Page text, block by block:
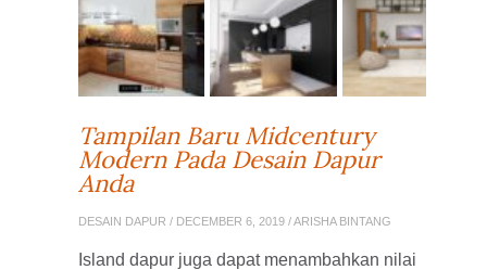
Tampilan Baru Midcentury
Modern Pada Desain Dapur
Anda
DESAIN DAPUR / DECEMBER 6, 2019 / ARISHA BINTANG
Island dapur juga dapat menambahkan nilai